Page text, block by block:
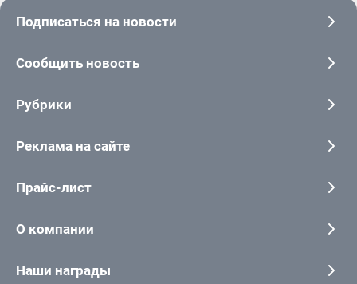
Подписаться на новости
Сообщить новость
Рубрики
Реклама на сайте
Прайс-лист
О компании
Наши награды